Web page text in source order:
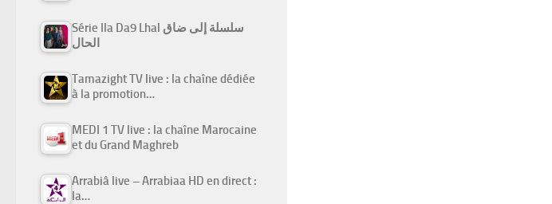
Série Ila Da9 Lhal سلسلة إلى ضاق
الحال
Tamazight TV live : la chaîne dédiée
à la promotion…
MEDI 1 TV live : la chaîne Marocaine
et du Grand Maghreb
Arrabiâ live – Arrabiaa HD en direct :
la…